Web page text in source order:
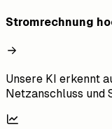
Stromrechnung
Unsere KI erkennt
Netzanschluss und